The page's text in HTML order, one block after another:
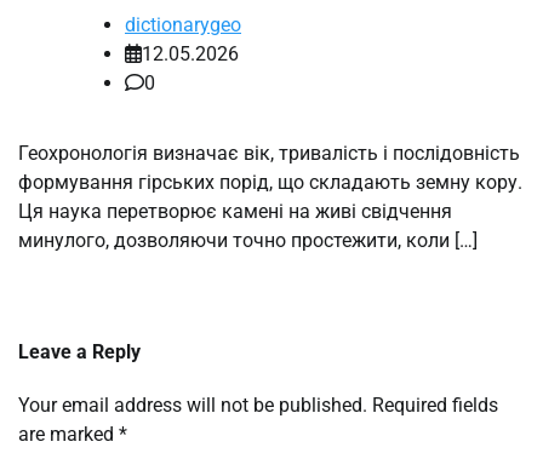
dictionarygeo
12.05.2026
0
Геохронологія визначає вік, тривалість і послідовність
формування гірських порід, що складають земну кору.
Ця наука перетворює камені на живі свідчення
минулого, дозволяючи точно простежити, коли […]
Leave a Reply
Your email address will not be published. Required fields
are marked *